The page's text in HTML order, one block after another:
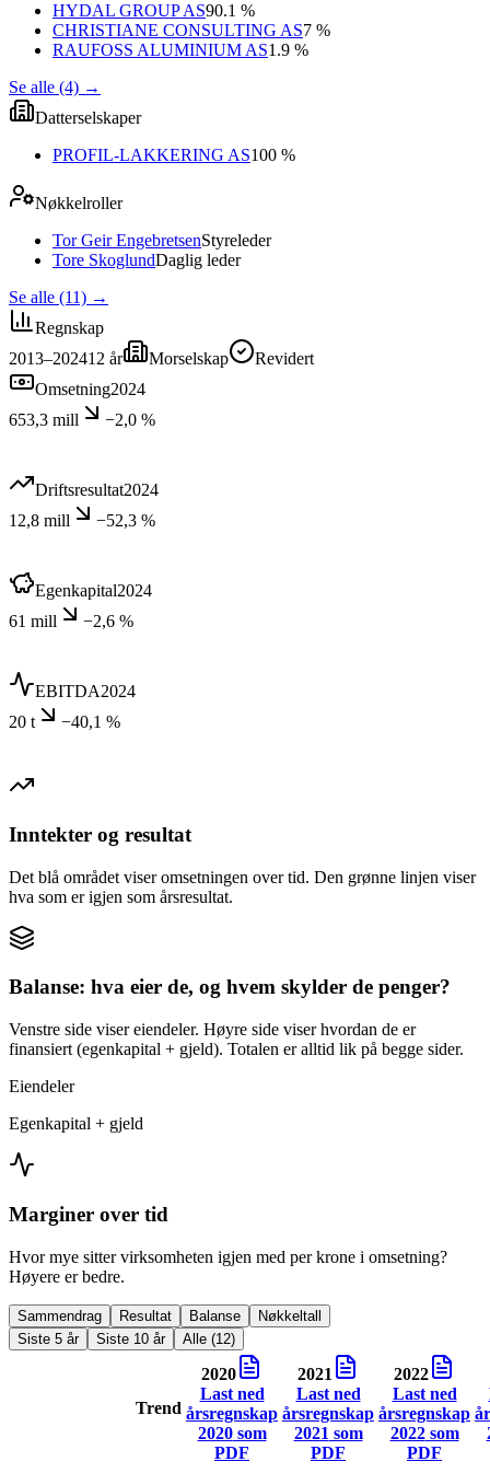
HYDAL GROUP AS90.1 %
CHRISTIANE CONSULTING AS7 %
RAUFOSS ALUMINIUM AS1.9 %
Se alle (4) →
Datterselskaper
PROFIL-LAKKERING AS100 %
Nøkkelroller
Tor Geir EngebretsenStyreleder
Tore SkoglundDaglig leder
Se alle (11) →
Regnskap
2013–202412 år Morselskap
Revidert
Omsetning2024
653,3 mill
−2,0 %
Driftsresultat2024
12,8 mill
−52,3 %
Egenkapital2024
61 mill
−2,6 %
EBITDA2024
20 t
−40,1 %
Inntekter og resultat
Det blå området viser omsetningen over tid. Den grønne linjen viser
hva som er igjen som årsresultat.
Balanse: hva eier de, og hvem skylder de penger?
Venstre side viser eiendeler. Høyre side viser hvordan de er
finansiert (egenkapital + gjeld). Totalen er alltid lik på begge sider.
Eiendeler
Egenkapital + gjeld
Marginer over tid
Hvor mye sitter virksomheten igjen med per krone i omsetning?
Høyere er bedre.
Sammendrag Resultat Balanse
Nøkkeltall
Siste 5 år
Siste 10 år Alle (12)
Trend
2020
Last ned
årsregnskap
2020som
PDF
2021
Last ned
årsregnskap
2021 som
PDF
2022
Last ned
årsregnskap
2022som
PDF